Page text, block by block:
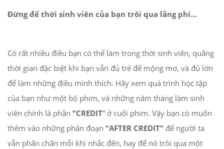
Đừng để thời sinh viên của bạn trôi qua lãng phí…
Có rất nhiều điều bạn có thể làm trong thời sinh viên, quãng
thời gian đặc biệt khi bạn vẫn đủ trẻ để mộng mơ, và đủ lớn
để làm những điều mình thích. Hãy xem quá trình học tập
của bạn như một bộ phim, và những năm tháng làm sinh
viên chính là phần “CREDIT” ở cuối phim. Vậy bạn có muốn
thêm vào những phân đoạn “AFTER CREDIT” để người ta
vẫn phấn chấn mỗi khi nhắc đến, hay để nó trôi qua một